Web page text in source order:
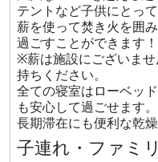
テントなど子供にとっ
薪を使って焚き火を囲
過ごすことができます！
※薪は施設にございま
持ちください。
全ての寝室はローベッ
も安心して過ごせます。
長期滞在にも便利な乾
子連れ・ファミ